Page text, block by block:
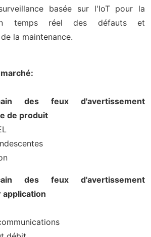
basée sur l'IoT pour la
temps réel des défauts et
la maintenance.
des feux d'avertissement
de produit
des feux d'avertissement
application